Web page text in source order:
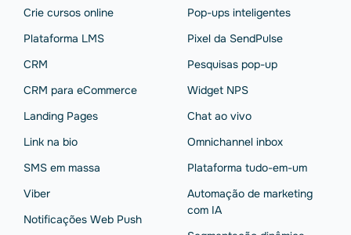
Crie cursos online
Plataforma LMS
CRM
CRM para eCommerce
Landing Pages
Link na bio
SMS em massa
Viber
Notificações Web Push
Pop-ups inteligentes
Pixel da SendPulse
Pesquisas pop-up
Widget NPS
Chat ao vivo
Omnichannel inbox
Plataforma tudo-em-um
Automação de marketing
com IA